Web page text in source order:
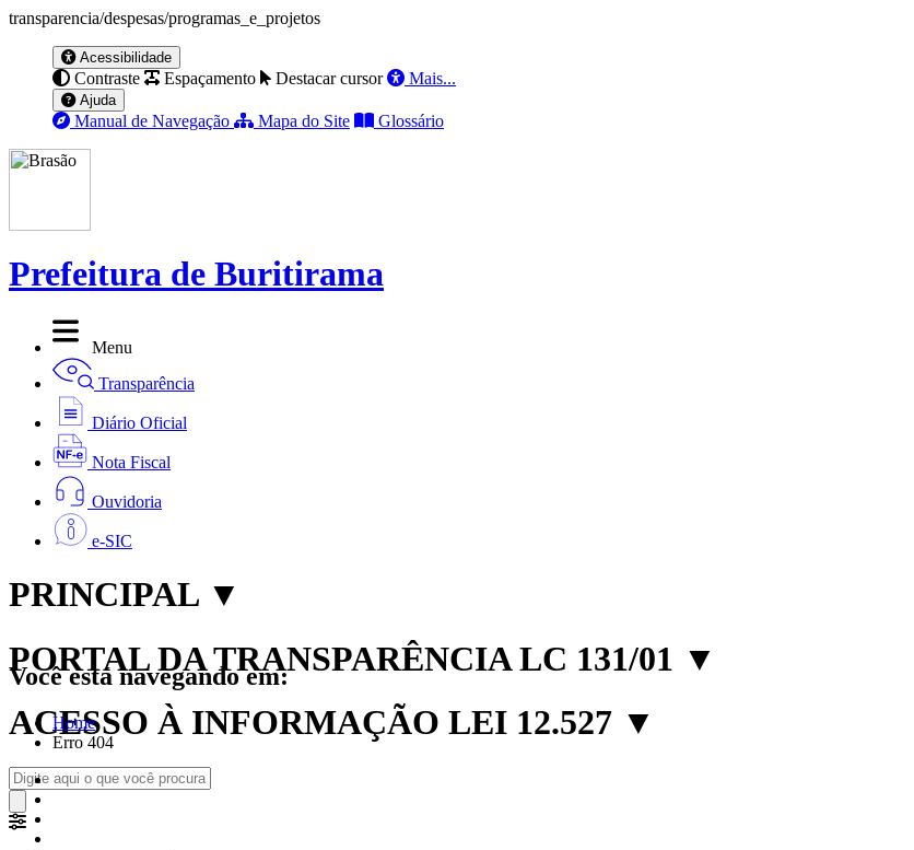
transparencia/despesas/programas_e_projetos
Acessibilidade
Contraste Espaçamento Destacar cursor Mais...
Ajuda
Manual de Navegação Mapa do Site Glossário
Prefeitura de Buritirama
Menu
Transparência
Diário Oficial
Nota Fiscal
Ouvidoria
e-SIC
PRINCIPAL ▼
PORTAL DA TRANSPARÊNCIA LC 131/01 ▼
ACESSO À INFORMAÇÃO LEI 12.527 ▼
Você está navegando em:
Home
Erro 404